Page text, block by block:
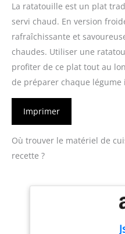
La ratatouille est un plat
servi chaud. En version
rafraîchissante et
chaudes. Utiliser une
profiter de ce plat tout au
de préparer chaque
Imprimer
Où trouver le matériel de
recette ?